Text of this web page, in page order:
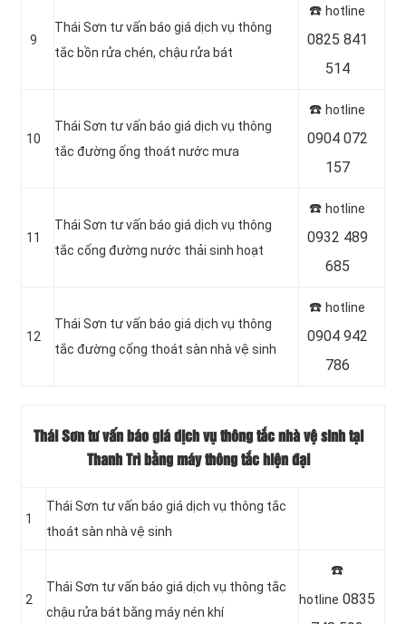
9
Thái Sơn tư vấn báo giá dịch vụ thông
tắc bồn rửa chén, chậu rửa bát
☎️ hotline
0825 841
514
10
Thái Sơn tư vấn báo giá dịch vụ thông
tắc đường ống thoát nước mưa
☎️ hotline
0904 072
157
11
‎Thái Sơn tư vấn báo giá dịch vụ thông
tắc cống đường nước thải sinh hoạt
☎️ hotline
0932 489
685
12
Thái Sơn tư vấn báo giá dịch vụ thông
tắc đường cống thoát sàn nhà vệ sinh
☎️ hotline
0904 942
786
Thái Sơn tư vấn báo giá dịch vụ thông tắc nhà vệ sinh tại
Thanh Trì bằng máy thông tắc hiện đại
1
Thái Sơn tư vấn báo giá dịch vụ thông tắc
thoát sàn nhà vệ sinh
2
Thái Sơn tư vấn báo giá dịch vụ thông tắc
chậu rửa bát bằng máy nén khí
☎️
hotline 0835